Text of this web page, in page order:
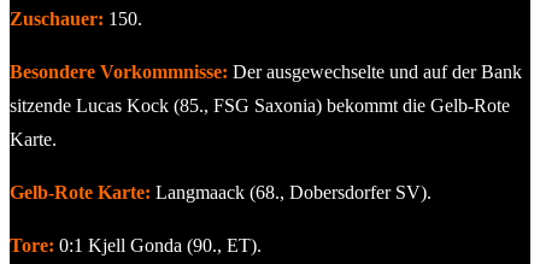
Zuschauer: 150.
Besondere Vorkommnisse: Der ausgewechselte und auf der Bank
sitzende Lucas Kock (85., FSG Saxonia) bekommt die Gelb-Rote
Karte.
Gelb-Rote Karte: Langmaack (68., Dobersdorfer SV).
Tore: 0:1 Kjell Gonda (90., ET).